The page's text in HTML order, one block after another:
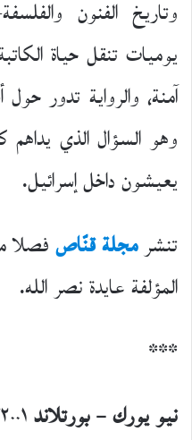
وتاريخ الفنون
يوميات تنقل حياة
آمنة، والرواية تدور
وهو السؤال الذي يداهم
يعيشون داخل إسرائيل.
تنشرمجلة قنّاصفصلا
المؤلفة عايدة نصر الله.
***
نيو يورك – بورتلاند